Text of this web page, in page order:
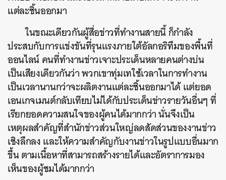
แต่ละชิ้นออกมา
ในขณะเดียวกันผู้สื่อข่าวที่ทำงานสายนี้ ก็กำลัง
ประสบกับการแข่งขันที่รุนแรงภายใต้อัลกอริทึมของพื้นที่
ออนไลน์ คนที่ทำงานข่าวเจาะประเด็นหลายคนต่างบ่น
เป็นเสียงเดียวกันว่า พวกเขาทุ่มเทใช้เวลาในการทำงาน
เป็นเวลานานกว่าจะผลิตงานแต่ละชิ้นออกมาได้ แต่ยอด
เอนเกจเมนต์กลับเทียบไม่ได้กับประเด็นข่าวรายวันอื่นๆ ที่
เรียกยอดความสนใจของผู้คนได้มากกว่า นั่นจึงเป็น
เหตุผลสำคัญที่สำนักข่าวส่วนใหญ่ลดสัดส่วนของงานข่าว
เชิงลึกลง และให้ความสำคัญกับงานข่าวในรูปแบบอื่นมาก
ขึ้น ตามเนื้อหาที่สามารถสร้างรายได้และอัตราการมอง
เห็นของผู้ชมได้มากกว่า
ค้นหา
SHARE TWEET LINE EMAIL